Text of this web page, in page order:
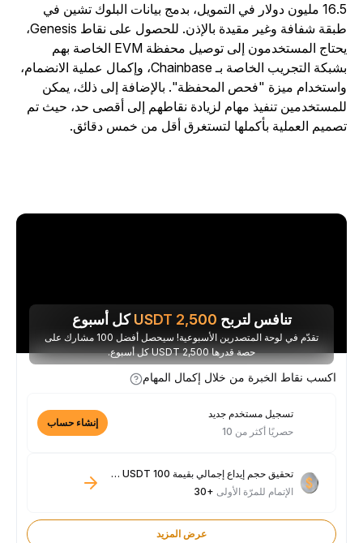
16.5 مليون دولار في التمويل، بدمج بيانات البلوك تشين في
طبقة شفافة وغير مقيدة بالإذن. للحصول على نقاط Genesis،
يحتاج المستخدمون إلى توصيل محفظة EVM الخاصة بهم
بشبكة التجريب الخاصة بـ Chainbase، وإكمال عملية الانضمام،
ميزة "فحص المحفظة". بالإضافة إلى ذلك، يمكن
تنفيذ مهام لزيادة نقاطهم إلى أقصى حد، حيث تم
العملية بأكملها لتستغرق أقل من خمس دقائق.
تنافس لتربح 2,500
USDTكل أسبوع
تقدّم في لوحة المتصدرين الأسبوعية! سيحصل أفضل 100 مشارك على
حصة قدرها 2,500 USDT كل أسبوع.
اكسب نقاط الخبرة من خلال إكمال المهام
تسجيل مستخدم جديد
حصريًا أكثر من 10
إنشاء حساب
تحقيق حجم إيداع إجمالي بقيمة 100 USDT فأكثر
الإتمام للمرّة الأولى+30
عرض المزيد